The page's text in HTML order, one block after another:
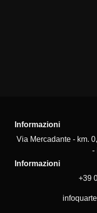
Informazioni
Via Mercadante - km.
-
Informazioni
+39